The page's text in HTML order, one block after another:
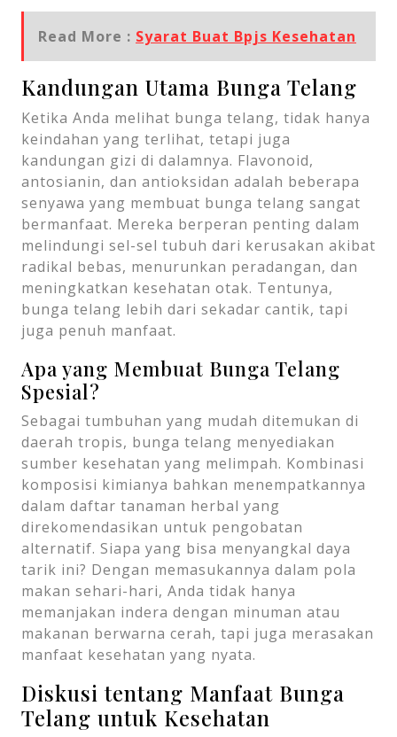
Read More : Syarat Buat Bpjs Kesehatan
Kandungan Utama Bunga Telang
Ketika Anda melihat bunga telang, tidak hanya
keindahan yang terlihat, tetapi juga
kandungan gizi di dalamnya. Flavonoid,
antosianin, dan antioksidan adalah beberapa
senyawa yang membuat bunga telang sangat
bermanfaat. Mereka berperan penting dalam
melindungi sel-sel tubuh dari kerusakan akibat
radikal bebas, menurunkan peradangan, dan
meningkatkan kesehatan otak. Tentunya,
bunga telang lebih dari sekadar cantik, tapi
juga penuh manfaat.
Apa yang Membuat Bunga Telang
Spesial?
Sebagai tumbuhan yang mudah ditemukan di
daerah tropis, bunga telang menyediakan
sumber kesehatan yang melimpah. Kombinasi
komposisi kimianya bahkan menempatkannya
dalam daftar tanaman herbal yang
direkomendasikan untuk pengobatan
alternatif. Siapa yang bisa menyangkal daya
tarik ini? Dengan memasukannya dalam pola
makan sehari-hari, Anda tidak hanya
memanjakan indera dengan minuman atau
makanan berwarna cerah, tapi juga merasakan
manfaat kesehatan yang nyata.
Diskusi tentang Manfaat Bunga
Telang untuk Kesehatan